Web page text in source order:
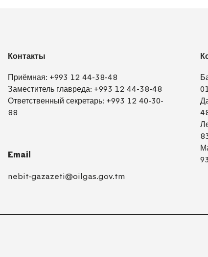
Контакты
Приёмная: +993 12 44-38-48
Заместитель главреда: +993 12 44-38-48
Ответственный секретарь: +993 12 40-30-
88
Email
nebit-gazazeti@oilgas.gov.tm